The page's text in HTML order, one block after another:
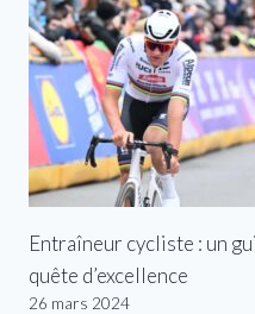
Entraîneur cycliste : un
quête d’excellence
26 mars 2024